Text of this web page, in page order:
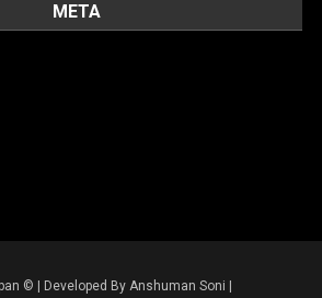
META